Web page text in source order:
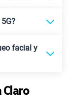
facial y
Claro